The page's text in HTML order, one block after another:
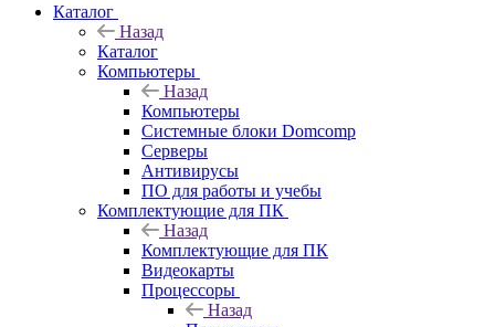
Каталог
Назад
Каталог
Компьютеры
Назад
Компьютеры
Системные блоки Domcomp
Серверы
Антивирусы
ПО для работы и учебы
Комплектующие для ПК
Назад
Комплектующие для ПК
Видеокарты
Процессоры
Назад